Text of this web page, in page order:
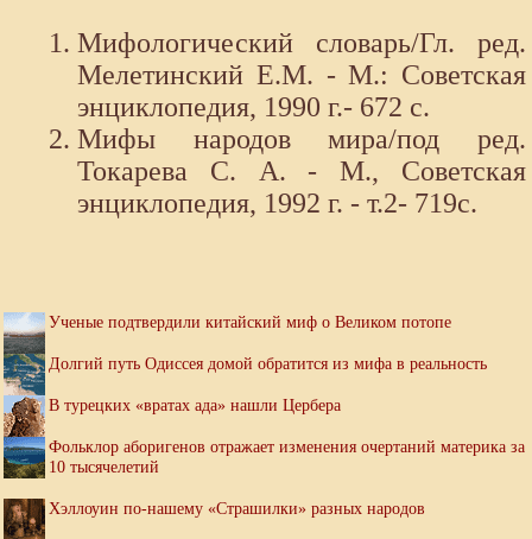
Мифологический словарь/Гл. ред.
Мелетинский Е.М. - М.: Советская
энциклопедия, 1990 г.- 672 с.
Мифы народов мира/под ред.
Токарева С. А. - М., Советская
энциклопедия, 1992 г. - т.2- 719с.
Ученые подтвердили китайский миф о Великом потопе
Долгий путь Одиссея домой обратится из мифа в реальность
В турецких «вратах ада» нашли Цербера
Фольклор аборигенов отражает изменения очертаний материка за
10 тысячелетий
Хэллоуин по-нашему «Страшилки» разных народов